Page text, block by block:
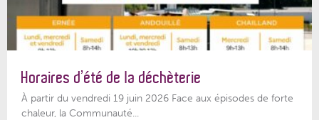
Horaires d’été de la déchèterie
À partir du vendredi 19 juin 2026 Face aux épisodes de forte
chaleur, la Communauté...